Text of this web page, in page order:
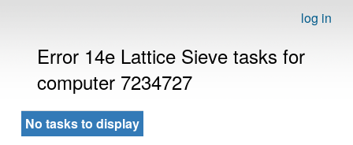
log in
Error 14e Lattice Sieve tasks for
computer 7234727
No tasks to display